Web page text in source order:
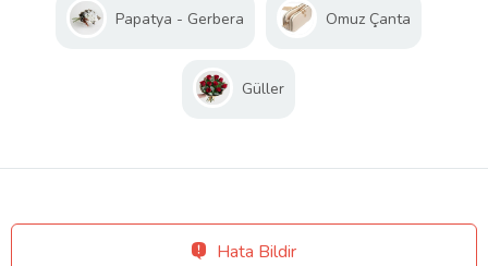
Papatya - Gerbera Omuz Çanta
Güller
Hata Bildir